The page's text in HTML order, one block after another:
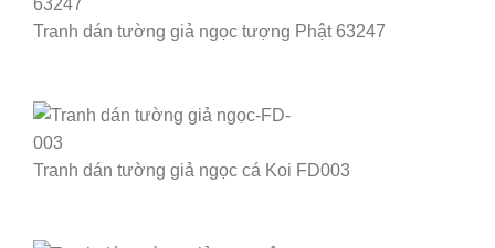
Tranh dán tường giả ngọc tượng Phật 63247
Tranh dán tường giả ngọc cá Koi FD003